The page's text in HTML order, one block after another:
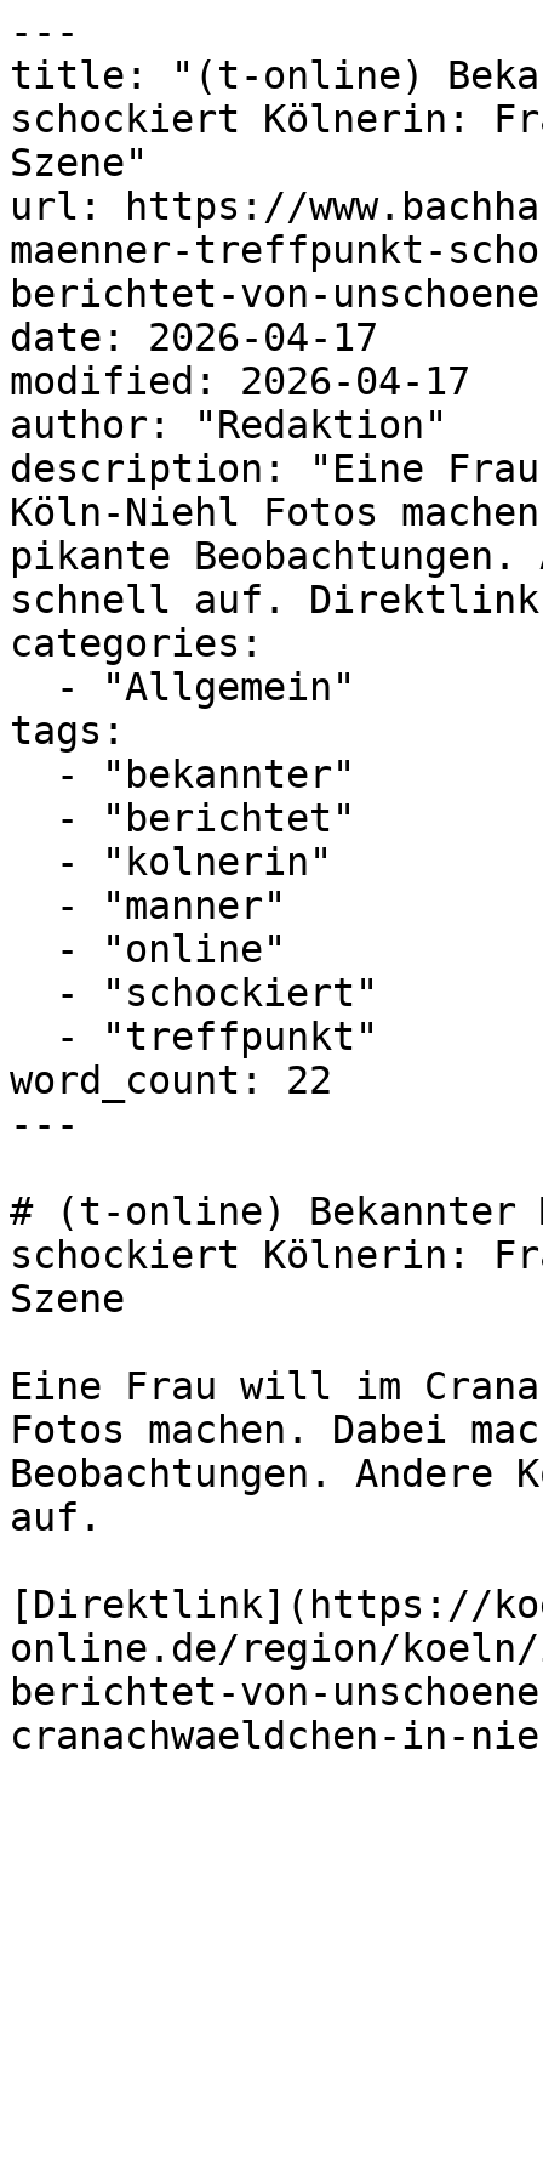
---
title: "(t-online)
schockiert Kölnerin:
Szene"
url: https://
maenner-treffpunkt-
berichtet-von-
date: 2026-04-17
modified: 2026-04-17
author: "Redaktion"
description: "Eine
Köln-Niehl Fotos
pikante
schnell auf.
categories:
tags:
word_count: 22
---
# (t-online) Bekannter
schockiert Kölnerin:
Szene
Eine Frau will im
Fotos machen. Dabei
Beobachtungen.
auf.
[Direktlink](https://
online.de/region/koeln/
berichtet-von-
cranachwaeldchen-in-